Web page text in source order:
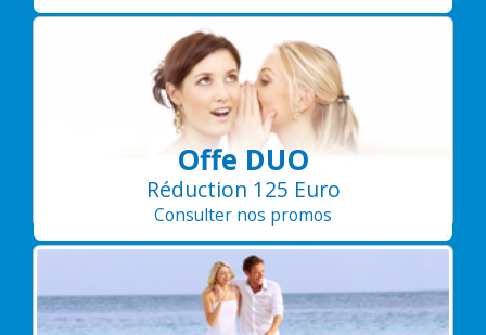
Offe DUO
Réduction 125 Euro
Consulter nos promos